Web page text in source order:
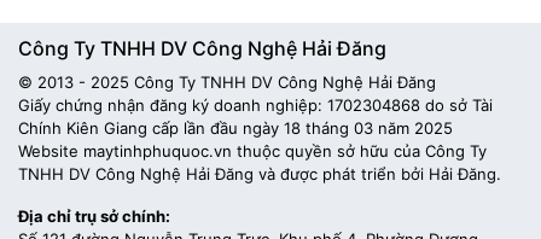
Kích thước 132 x 75 x 40 mm
Trọng lượng 121g (không tính tạ)
Công Ty TNHH DV Công Nghệ Hải Đăng
© 2013 - 2025 Công Ty TNHH DV Công Nghệ Hải Đăng
Giấy chứng nhận đăng ký doanh nghiệp: 1702304868 do sở Tài
Chính Kiên Giang cấp lần đầu ngày 18 tháng 03 năm 2025
Website maytinhphuquoc.vn thuộc quyền sở hữu của Công Ty
TNHH DV Công Nghệ Hải Đăng và được phát triển bởi Hải Đăng.
Địa chỉ trụ sở chính: